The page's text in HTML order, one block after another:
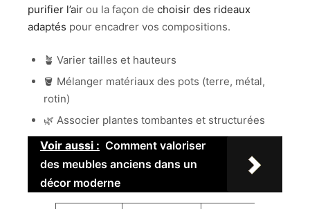
purifier l’air ou la façon de choisir des rideaux
adaptés pour encadrer vos compositions.
🪴 Varier tailles et hauteurs
🪣 Mélanger matériaux des pots (terre, métal,
rotin)
🌿 Associer plantes tombantes et structurées
Voir aussi : Comment valoriser
des meubles anciens dans un
décor moderne